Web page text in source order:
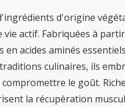
d'origine
actif. Fabriquées à
acides aminés
culinaires, ils
le goût.
la récupération